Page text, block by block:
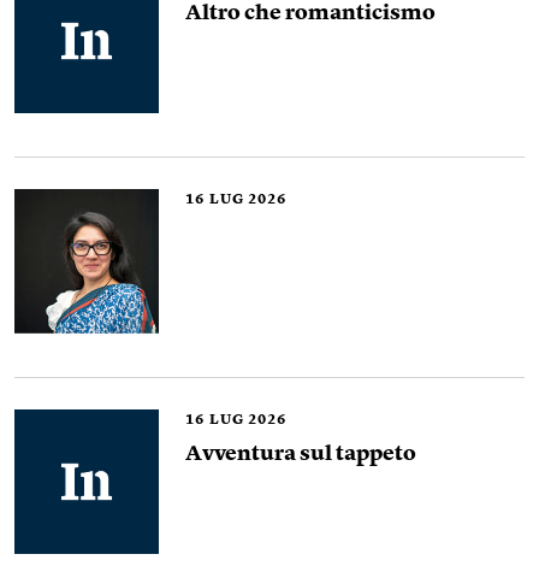
Altro che romanticismo
16 LUG 2026
16 LUG 2026
Avventura sul tappeto